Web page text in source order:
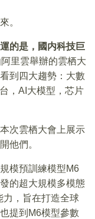
。
的是，國内科技巨
里雲舉辦的雲栖大
到四大趨勢：大數
，AI大模型，芯片
次雲栖大會上展示
他們。
模預訓練模型M6
的超大規模多模態
力，旨在打造全球
提到M6模型參數